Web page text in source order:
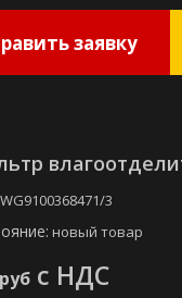
заявку
WG9100368471/3
новый товар
с НДС